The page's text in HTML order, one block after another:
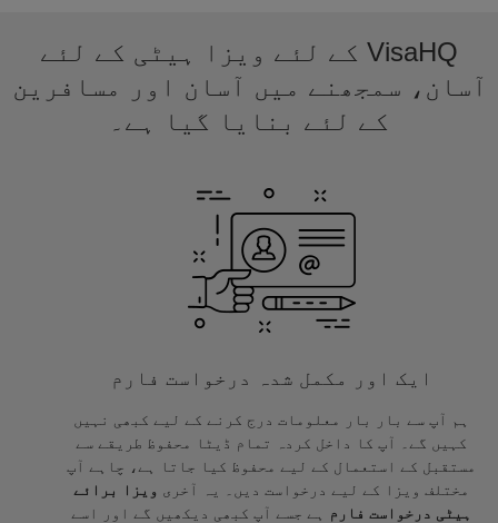
VisaHQ کے لئے ویزا ہیٹی کے لئے
آسان، سمجھنے میں آسان اور مسافرین
کے لئے بنایا گیا ہے۔
ایک اور مکمل شدہ درخواست فارم
ہم آپ سے بار بار معلومات درج کرنے کے لیے کبھی نہیں
کہیں گے۔ آپ کا داخل کردہ تمام ڈیٹا محفوظ طریقے سے
مستقبل کے استعمال کے لیے محفوظ کیا جاتا ہے، چاہے آپ
مختلف ویزا کے لیے درخواست دیں۔ یہ آخری ویزا برائے
ہیٹی درخواست فارم
ہے جسے آپ کبھی دیکھیں گے اور اسے